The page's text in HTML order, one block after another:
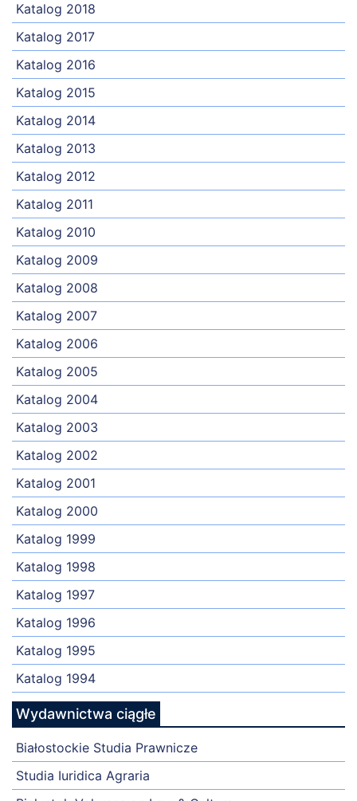
Katalog 2018
Katalog 2017
Katalog 2016
Katalog 2015
Katalog 2014
Katalog 2013
Katalog 2012
Katalog 2011
Katalog 2010
Katalog 2009
Katalog 2008
Katalog 2007
Katalog 2006
Katalog 2005
Katalog 2004
Katalog 2003
Katalog 2002
Katalog 2001
Katalog 2000
Katalog 1999
Katalog 1998
Katalog 1997
Katalog 1996
Katalog 1995
Katalog 1994
Wydawnictwa ciągłe
Białostockie Studia Prawnicze
Studia Iuridica Agraria